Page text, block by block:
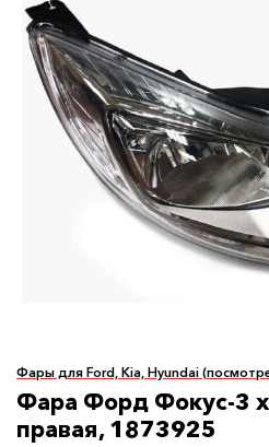
Фары для Ford, Kia, Hyundai
Фара Форд Фокус-3
правая, 1873925